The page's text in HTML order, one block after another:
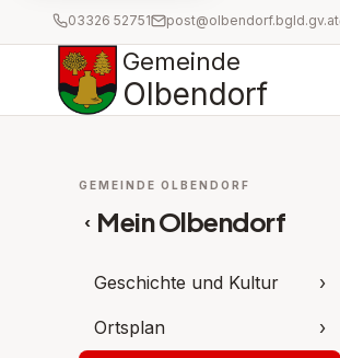
03326 52751 post@olbendorf.bgld.gv.at
Gemeinde
Olbendorf
GEMEINDE OLBENDORF
‹ Mein Olbendorf
Geschichte und Kultur ›
Ortsplan ›